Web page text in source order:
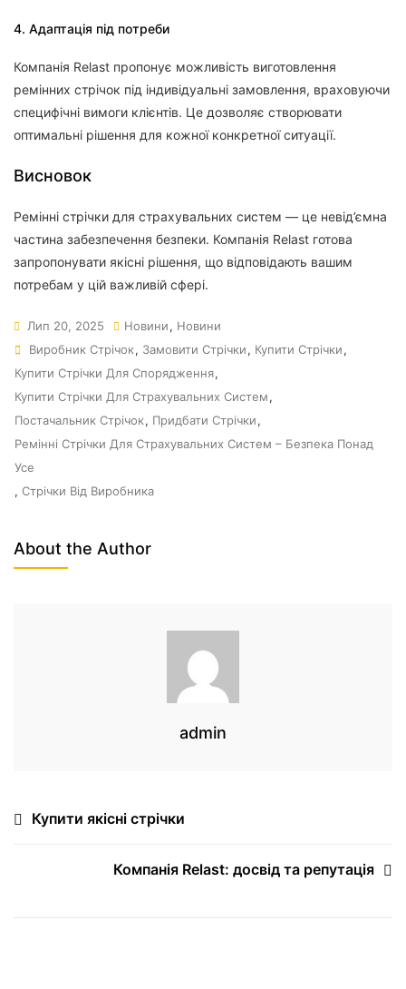
4. Адаптація під потреби
Компанія Relast пропонує можливість виготовлення
ремінних стрічок під індивідуальні замовлення, враховуючи
специфічні вимоги клієнтів. Це дозволяє створювати
оптимальні рішення для кожної конкретної ситуації.
Висновок
Ремінні стрічки для страхувальних систем — це невід’ємна
частина забезпечення безпеки. Компанія Relast готова
запропонувати якісні рішення, що відповідають вашим
потребам у цій важливій сфері.
Лип 20, 2025 Новини, Новини
Виробник Стрічок, Замовити Стрічки, Купити Стрічки,
Купити Стрічки Для Спорядження,
Купити Стрічки Для Страхувальних Систем,
Постачальник Стрічок, Придбати Стрічки,
Ремінні Стрічки Для Страхувальних Систем – Безпека Понад
Усе
, Стрічки Від Виробника
About the Author
admin
Купити якісні стрічки
Компанія Relast: досвід та репутація